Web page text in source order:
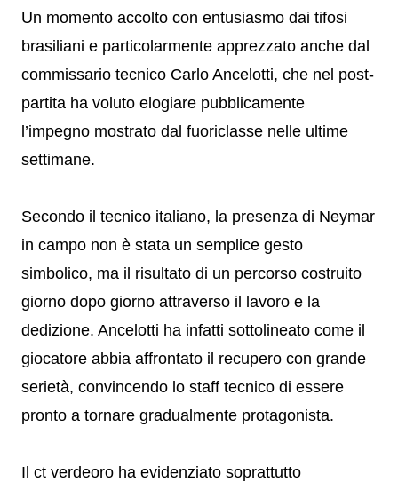
Un momento accolto con entusiasmo dai tifosi
brasiliani e particolarmente apprezzato anche dal
commissario tecnico Carlo Ancelotti, che nel post-
partita ha voluto elogiare pubblicamente
l’impegno mostrato dal fuoriclasse nelle ultime
settimane.
Secondo il tecnico italiano, la presenza di Neymar
in campo non è stata un semplice gesto
simbolico, ma il risultato di un percorso costruito
giorno dopo giorno attraverso il lavoro e la
dedizione. Ancelotti ha infatti sottolineato come il
giocatore abbia affrontato il recupero con grande
serietà, convincendo lo staff tecnico di essere
pronto a tornare gradualmente protagonista.
Il ct verdeoro ha evidenziato soprattutto